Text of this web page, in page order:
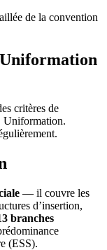
de la convention
critères de
Uniformation.
— il couvre les
d’insertion,
branches
(ESS).